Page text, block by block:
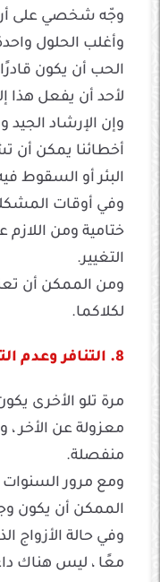
وجّه شخصي على
وأغلب الحلول
الحب أن يكون
لأحد أن يفعل هذا
وإن الإرشاد
أخطائنا يمكن أن
البئر أو السقوط
وفي أوقات
ختامية ومن
التغيير.
ومن الممكن أن
لكلاكما.
8. التنافر وعدم التعايش
مرة تلو الأخرى
معزولة عن الأخر
منفصلة.
ومع مرور السنوات
الممكن أن يكون
وفي حالة الأزواج
معًا ، ليس هناك